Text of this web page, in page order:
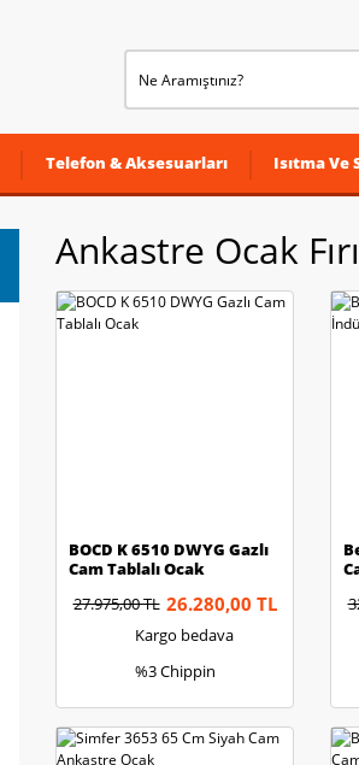
Telefon & Aksesuarları Isıtma Ve
Ankastre Ocak
BOCD K 6510 DWYG Gazlı
Cam Tablalı Ocak
27.975,00 TL 26.280,00 TL
Kargo bedava
%3 Chippin